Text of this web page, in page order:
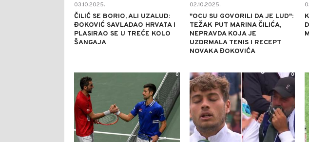
03.10.2025.
ČILIĆ SE BORIO, ALI UZALUD:
ĐOKOVIĆ SAVLADAO HRVATA I
PLASIRAO SE U TREĆE KOLO
ŠANGAJA
02.10.2025.
"OCU SU GOVORILI DA JE LUD":
TEŽAK PUT MARINA ČILIĆA,
NEPRAVDA KOJA JE
UZDRMALA TENIS I RECEPT
NOVAKA ĐOKOVIĆA
0 0